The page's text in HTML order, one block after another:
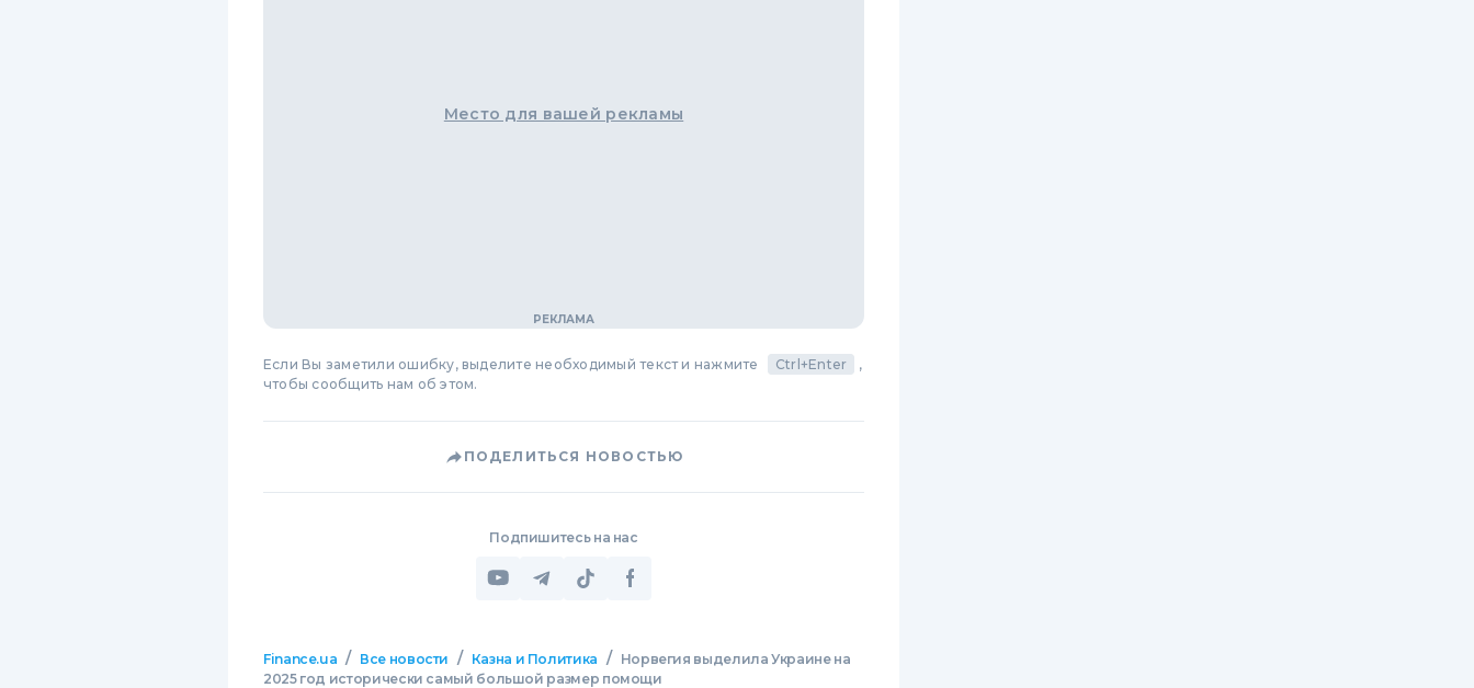
Место для вашей рекламы
Если Вы заметили ошибку, выделите необходимый текст и нажмите Ctrl+Enter
,
чтобы сообщить нам об этом.
ПОДЕЛИТЬСЯ НОВОСТЬЮ
Подпишитесь на нас
Finance.ua / Все новости / Казна и Политика /
Норвегия выделила Украине на
2025 год исторически самый большой размер помощи